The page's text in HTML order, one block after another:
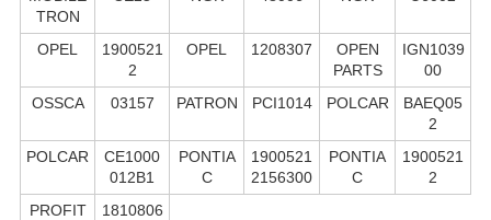
TRON
OPEL
1900521
2
OPEL 1208307
OPEN
PARTS
IGN1039
00
OSSCA
03157 PATRON PCI1014 POLCAR
BAEQ05
2
POLCAR
CE1000
012B1
PONTIA
C
1900521
2156300
PONTIA
C
1900521
2
PROFIT
1810806